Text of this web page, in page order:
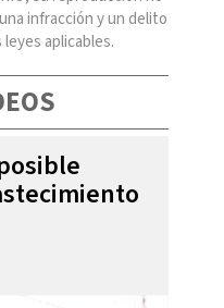
infracción y un delito
aplicables.